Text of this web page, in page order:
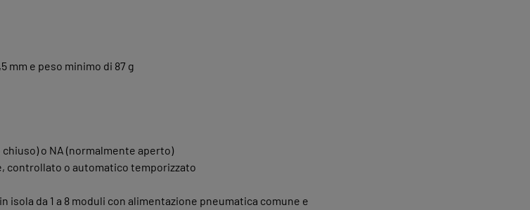
mm e peso minimo di 87 g
o NA (normalmente aperto)
controllato o automatico temporizzato
isola da 1 a 8 moduli con alimentazione pneumatica comune e